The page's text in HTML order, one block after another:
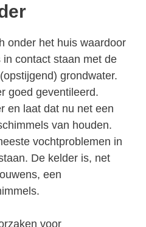
onder het huis waardoor
contact staan met de
grondwater.
goed geventileerd.
en laat dat nu net een
van houden.
vochtproblemen in
De kelder is, net
een
voor